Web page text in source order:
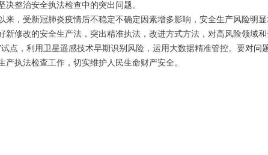
决整治安全执法检查中的突出问题。
来，受新冠肺炎疫情后不稳定不确定因素增多影响，安全生产风险明
新修改的安全生产法，突出精准执法，改进方式方法，对高风险领域
试点，利用卫星遥感技术早期识别风险，运用大数据精准管控。要对
产执法检查工作，切实维护人民生命财产安全。